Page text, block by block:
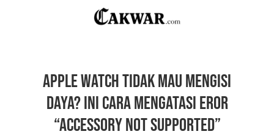
Apple Watch Tidak Mau Mengisi
Daya? Ini Cara Mengatasi Eror
“Accessory Not Supported”